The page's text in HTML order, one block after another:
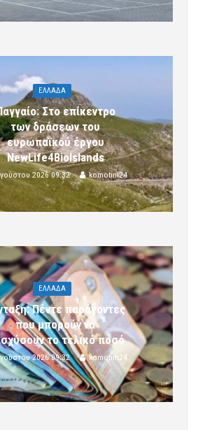
ΕΛΛΑΔΑ
Στο επίκεντρο
των δράσεων του
ευρωπαϊκού έργου
NewLife4BioIslands
2026 09:32 komotini24
ΕΛΛΑΔΑ
Πέντε παράγοντες
που μπορούν να
το τελικό ποσό
2026 09:32 komotini24